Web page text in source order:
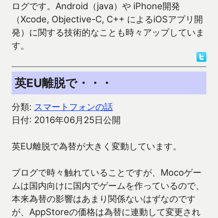
ログです。Android（java）や iPhone開発
（Xcode, Objective-C, C++ によるiOSアプリ開
発）に関する技術的なことも時々アップしていま
す。
英EU離脱で・・・
分類: スマートフォンの話
日付: 2016年06月25日公開
英EU離脱で為替が大きく変動しています。
ブログで時々触れていることですが、Mocoゲー
ムは国内向けに国内でゲームを作っているので、
本来為替の影響はあまり関係ないはずなのです
が、AppStoreの価格は為替に連動して変更され